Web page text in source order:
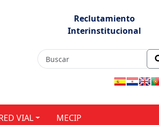
Reclutamiento
Interinstitucional
VIAL MECIP